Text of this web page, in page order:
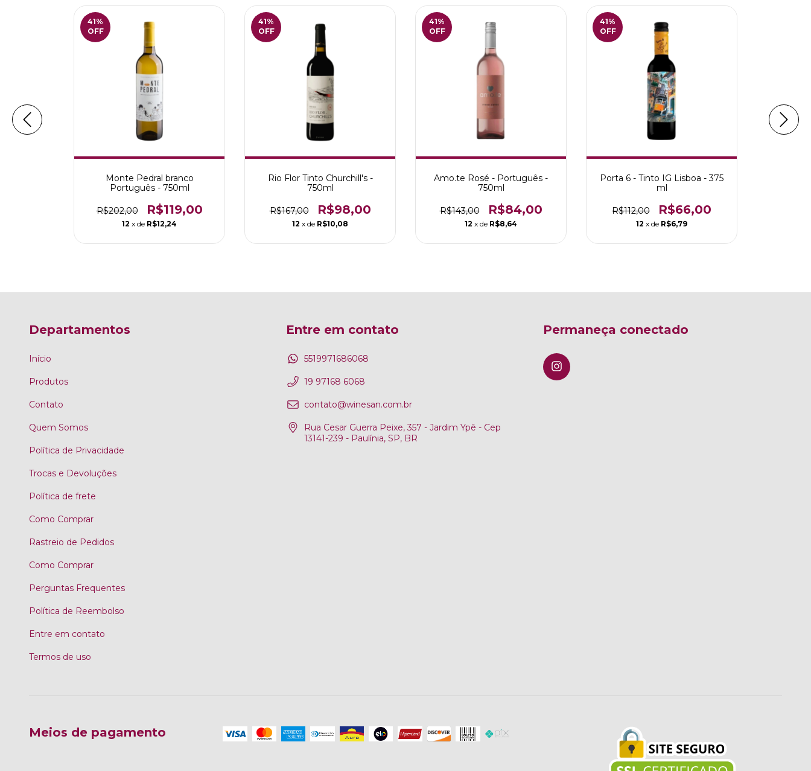
41%
OFF
Monte Pedral branco
Português - 750ml
R$202,00 R$119,00
12 x de R$12,24
41%
OFF
Rio Flor Tinto Churchill's -
750ml
R$167,00 R$98,00
12 x de R$10,08
41%
OFF
Amo.te Rosé - Português -
750ml
R$143,00 R$84,00
12 x de R$8,64
41%
OFF
Porta 6 - Tinto IG Lisboa - 375
ml
R$112,00 R$66,00
12 x de R$6,79
Departamentos
Início
Produtos
Contato
Quem Somos
Política de Privacidade
Trocas e Devoluções
Política de frete
Como Comprar
Rastreio de Pedidos
Como Comprar
Perguntas Frequentes
Política de Reembolso
Entre em contato
Termos de uso
Entre em contato
5519971686068
19 97168 6068
contato@winesan.com.br
Rua Cesar Guerra Peixe, 357 - Jardim Ypê - Cep
13141-239 - Paulínia, SP, BR
Permaneça conectado
Meios de pagamento